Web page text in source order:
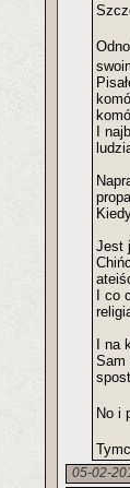
I
Jest
I
I
Sam
No i
05-02-